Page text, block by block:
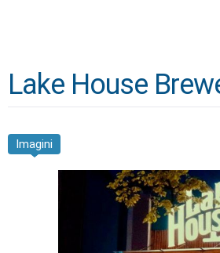
Lake House
Imagini